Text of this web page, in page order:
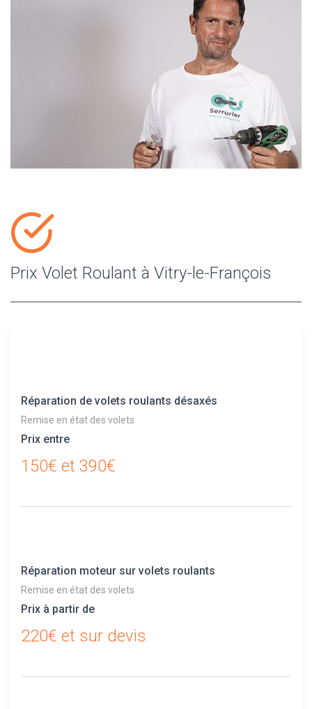
Prix Volet Roulant à Vitry-le-François
Réparation de volets roulants désaxés
Remise en état des volets
Prix entre
150€ et 390€
Réparation moteur sur volets roulants
Remise en état des volets
Prix à partir de
220€ et sur devis